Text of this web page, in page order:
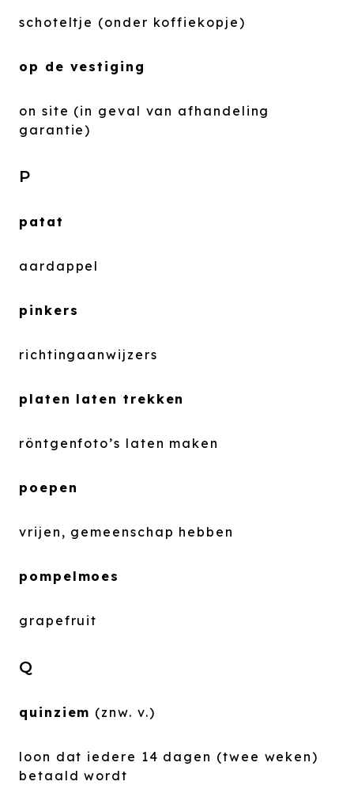
schoteltje (onder koffiekopje)
op de vestiging
on site (in geval van afhandeling
garantie)
P
patat
aardappel
pinkers
richtingaanwijzers
platen laten trekken
röntgenfoto’s laten maken
poepen
vrijen, gemeenschap hebben
pompelmoes
grapefruit
Q
quinziem (znw. v.)
loon dat iedere 14 dagen (twee weken)
betaald wordt